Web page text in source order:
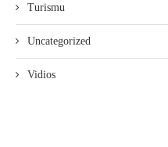
Turismu
Uncategorized
Vidios